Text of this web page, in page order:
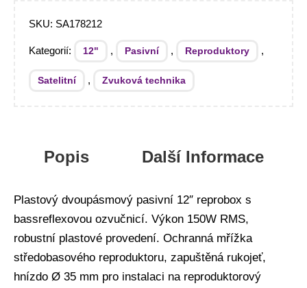
SKU: SA178212
Kategorií: 12" , Pasivní , Reproduktory ,
Satelitní , Zvuková technika
Popis Další Informace
Plastový dvoupásmový pasivní 12″ reprobox s
bassreflexovou ozvučnicí. Výkon 150W RMS,
robustní plastové provedení. Ochranná mřížka
středobasového reproduktoru, zapuštěná rukojeť,
hnízdo Ø 35 mm pro instalaci na reproduktorový